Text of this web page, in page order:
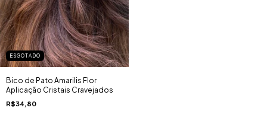
ESGOTADO
Bico de Pato Amarilis Flor
Aplicação Cristais Cravejados
R$34,80